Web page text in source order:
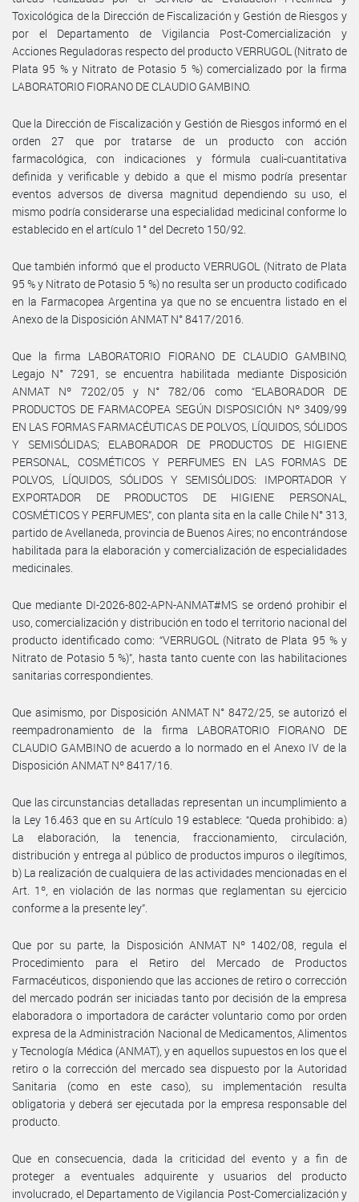
Toxicológica de la Dirección de Fiscalización y Gestión de Riesgos y
por el Departamento de Vigilancia Post-Comercialización y
Acciones Reguladoras respecto del producto VERRUGOL (Nitrato de
Plata 95 % y Nitrato de Potasio 5 %) comercializado por la firma
LABORATORIO FIORANO DE CLAUDIO GAMBINO.
Que la Dirección de Fiscalización y Gestión de Riesgos informó en el
orden 27 que por tratarse de un producto con acción
farmacológica, con indicaciones y fórmula cuali-cuantitativa
definida y verificable y debido a que el mismo podría presentar
eventos adversos de diversa magnitud dependiendo su uso, el
mismo podría considerarse una especialidad medicinal conforme lo
establecido en el artículo 1° del Decreto 150/92.
Que también informó que el producto VERRUGOL (Nitrato de Plata
95 % y Nitrato de Potasio 5 %) no resulta ser un producto codificado
en la Farmacopea Argentina ya que no se encuentra listado en el
Anexo de la Disposición ANMAT N° 8417/2016.
Que la firma LABORATORIO FIORANO DE CLAUDIO GAMBINO,
Legajo N° 7291, se encuentra habilitada mediante Disposición
ANMAT Nº 7202/05 y N° 782/06 como “ELABORADOR DE
PRODUCTOS DE FARMACOPEA SEGÚN DISPOSICIÓN Nº 3409/99
EN LAS FORMAS FARMACÉUTICAS DE POLVOS, LÍQUIDOS, SÓLIDOS
Y SEMISÓLIDAS; ELABORADOR DE PRODUCTOS DE HIGIENE
PERSONAL, COSMÉTICOS Y PERFUMES EN LAS FORMAS DE
POLVOS, LÍQUIDOS, SÓLIDOS Y SEMISÓLIDOS: IMPORTADOR Y
EXPORTADOR DE PRODUCTOS DE HIGIENE PERSONAL,
COSMÉTICOS Y PERFUMES”, con planta sita en la calle Chile N° 313,
partido de Avellaneda, provincia de Buenos Aires; no encontrándose
habilitada para la elaboración y comercialización de especialidades
medicinales.
Que mediante DI-2026-802-APN-ANMAT#MS se ordenó prohibir el
uso, comercialización y distribución en todo el territorio nacional del
producto identificado como: “VERRUGOL (Nitrato de Plata 95 % y
Nitrato de Potasio 5 %)”, hasta tanto cuente con las habilitaciones
sanitarias correspondientes.
Que asimismo, por Disposición ANMAT N° 8472/25, se autorizó el
reempadronamiento de la firma LABORATORIO FIORANO DE
CLAUDIO GAMBINO de acuerdo a lo normado en el Anexo IV de la
Disposición ANMAT Nº 8417/16.
Que las circunstancias detalladas representan un incumplimiento a
la Ley 16.463 que en su Artículo 19 establece: “Queda prohibido: a)
La elaboración, la tenencia, fraccionamiento, circulación,
distribución y entrega al público de productos impuros o ilegítimos,
b) La realización de cualquiera de las actividades mencionadas en el
Art. 1º, en violación de las normas que reglamentan su ejercicio
conforme a la presente ley”.
Que por su parte, la Disposición ANMAT Nº 1402/08, regula el
Procedimiento para el Retiro del Mercado de Productos
Farmacéuticos, disponiendo que las acciones de retiro o corrección
del mercado podrán ser iniciadas tanto por decisión de la empresa
elaboradora o importadora de carácter voluntario como por orden
expresa de la Administración Nacional de Medicamentos, Alimentos
y Tecnología Médica (ANMAT), y en aquellos supuestos en los que el
retiro o la corrección del mercado sea dispuesto por la Autoridad
Sanitaria (como en este caso), su implementación resulta
obligatoria y deberá ser ejecutada por la empresa responsable del
producto.
Que en consecuencia, dada la criticidad del evento y a fin de
proteger a eventuales adquirente y usuarios del producto
involucrado, el Departamento de Vigilancia Post-Comercialización y